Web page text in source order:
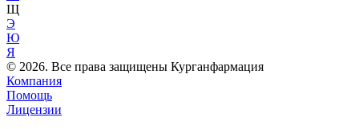
Щ
Э
Ю
Я
© 2026. Все права защищены Курганфармация
Компания
Помощь
Лицензии